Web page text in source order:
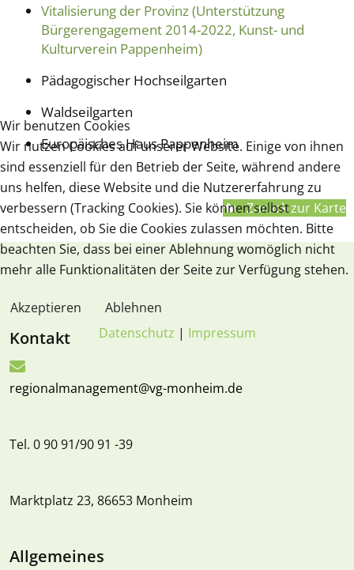
Vitalisierung der Provinz (Unterstützung
Bürgerengagement 2014-2022, Kunst- und
Kulturverein Pappenheim)
Pädagogischer Hochseilgarten
Waldseilgarten
Europäisches Haus Pappenheim
Zurück zur Karte
Kontakt
regionalmanagement@vg-monheim.de
Tel. 0 90 91/90 91 -39
Marktplatz 23, 86653 Monheim
Allgemeines
Wir benutzen Cookies
Wir nutzen Cookies auf unserer Website. Einige von ihnen
sind essenziell für den Betrieb der Seite, während andere
uns helfen, diese Website und die Nutzererfahrung zu
verbessern (Tracking Cookies). Sie können selbst
entscheiden, ob Sie die Cookies zulassen möchten. Bitte
beachten Sie, dass bei einer Ablehnung womöglich nicht
mehr alle Funktionalitäten der Seite zur Verfügung stehen.
Akzeptieren
Ablehnen
Datenschutz | Impressum